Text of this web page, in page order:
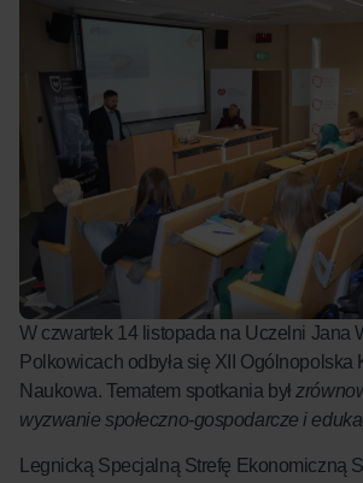
W czwartek 14 listopada na Uczelni Jana
Polkowicach odbyła się XII Ogólnopolska
Naukowa. Tematem spotkania był
wyzwanie społeczno-gospodarcze i
Legnicką Specjalną Strefę Ekonomiczną